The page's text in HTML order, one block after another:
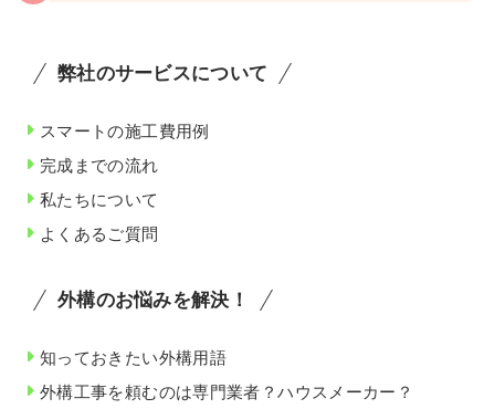
弊社のサービスについて
スマートの施工費用例
完成までの流れ
私たちについて
よくあるご質問
外構のお悩みを解決！
知っておきたい外構用語
外構工事を頼むのは専門業者？ハウスメーカー？